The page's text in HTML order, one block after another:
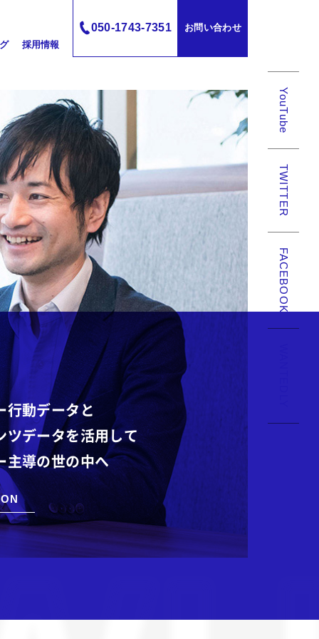
採用情報
お問い合わせ
050-1743-7351
YouTube
TWITTER
FACEBOOK
行動データと
ツデータを活用して
主導の世の中へ